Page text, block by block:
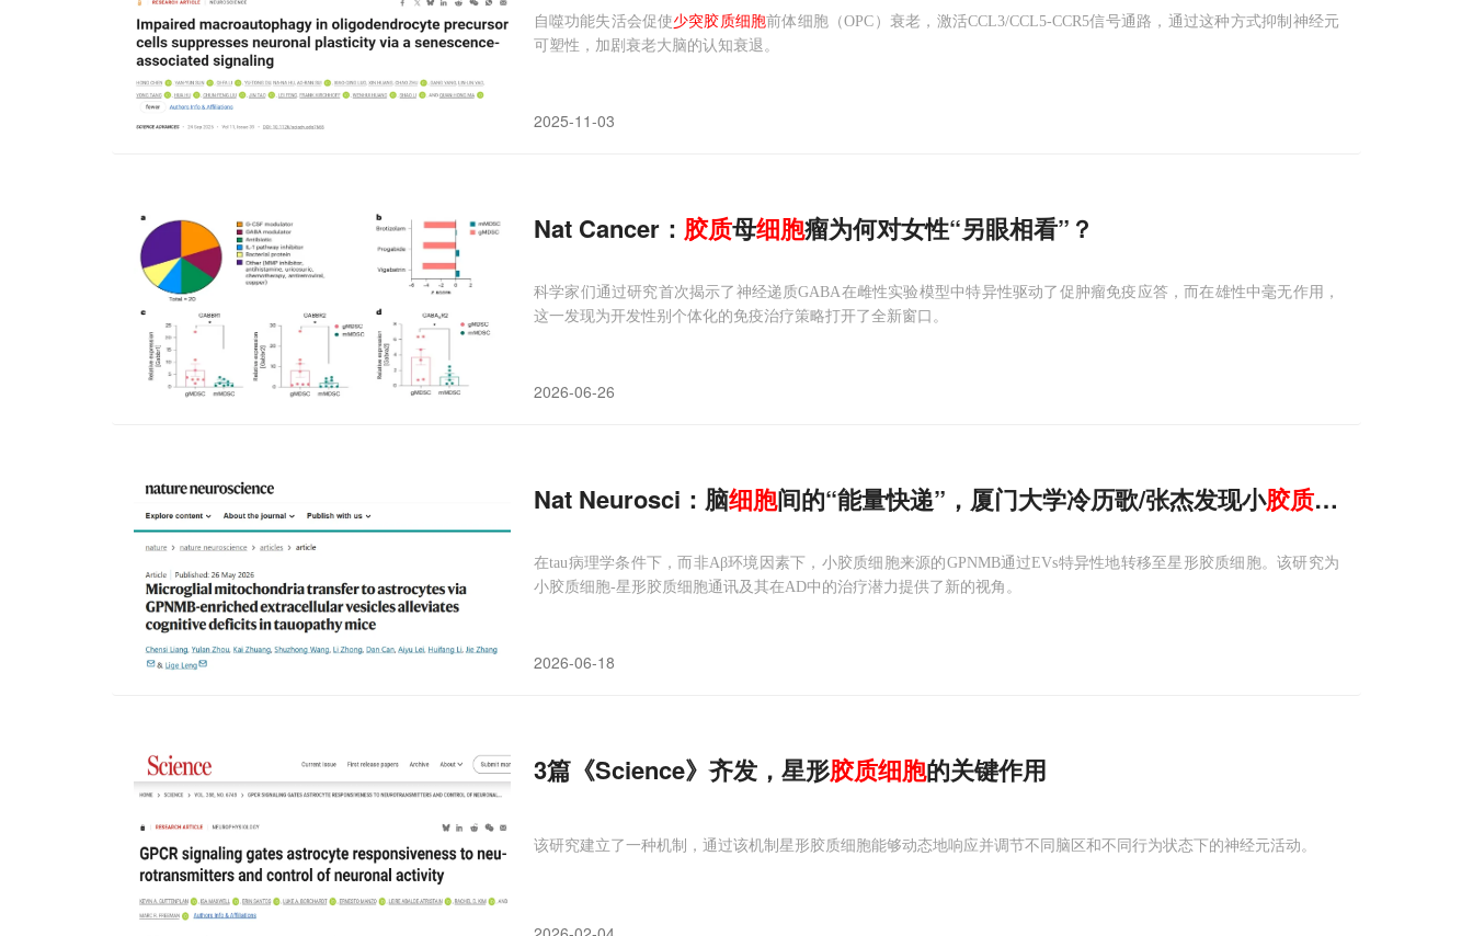
自噬功能失活会促使少突胶质细胞前体细胞（OPC）衰老，激活CCL3/CCL5-CCR5信号通路，通过这种方式抑制神经元
可塑性，加剧衰老大脑的认知衰退。
2025-11-03
Nat Cancer： 胶质母细胞瘤为何对女性“另眼相看”？
科学家们通过研究首次揭示了神经递质GABA在雌性实验模型中特异性驱动了促肿瘤免疫应答，而在雄性中毫无作用，
这一发现为开发性别个体化的免疫治疗策略打开了全新窗口。
2026-06-26
Nat Neurosci：脑细胞间的“能量快递”，厦门大学冷历歌/张杰发现小胶质细胞
在tau病理学条件下，而非Aβ环境因素下，小胶质细胞来源的GPNMB通过EVs特异性地转移至星形胶质细胞。该研究为
小胶质细胞-星形胶质细胞通讯及其在AD中的治疗潜力提供了新的视角。
2026-06-18
3篇《Science》齐发，星形胶质细胞的关键作用
该研究建立了一种机制，通过该机制星形胶质细胞能够动态地响应并调节不同脑区和不同行为状态下的神经元活动。